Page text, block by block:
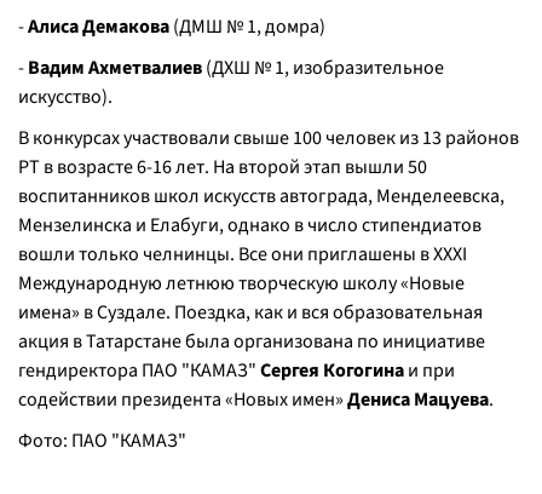
-Алиса Демакова(ДМШ № 1, домра)
-Вадим Ахметвалиев(ДХШ № 1, изобразительное
искусство).
В конкурсах участвовали свыше 100 человек из 13 районов
РТ в возрасте 6-16 лет. На второй этап вышли 50
воспитанников школ искусств автограда, Менделеевска,
Мензелинска и Елабуги, однако в число стипендиатов
вошли только челнинцы. Все они приглашены в XXXI
Международную летнюю творческую школу «Новые
имена» в Суздале. Поездка, как и вся образовательная
акция в Татарстане была организована по инициативе
гендиректора ПАО "КАМАЗ"Сергея Когогинаи при
содействии президента «Новых имен»Дениса Мацуева.
Фото: ПАО "КАМАЗ"